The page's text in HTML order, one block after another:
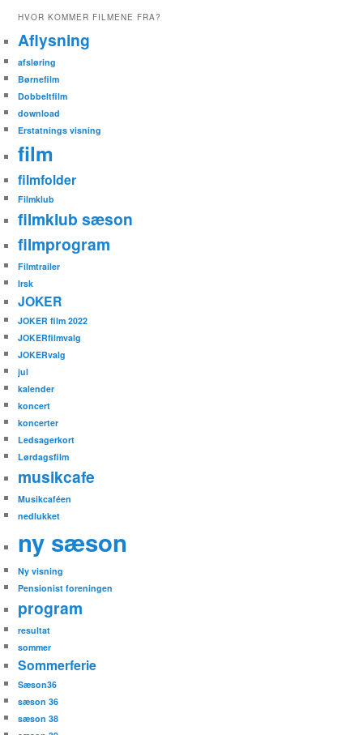
HVOR KOMMER FILMENE FRA?
Aflysning
afsløring
Børnefilm
Dobbeltfilm
download
Erstatnings visning
film
filmfolder
Filmklub
filmklub sæson
filmprogram
Filmtrailer
Irsk
JOKER
JOKER film 2022
JOKERfilmvalg
JOKERvalg
jul
kalender
koncert
koncerter
Ledsagerkort
Lørdagsfilm
musikcafe
Musikcaféen
nedlukket
ny sæson
Ny visning
Pensionist foreningen
program
resultat
sommer
Sommerferie
Sæson36
sæson 36
sæson 38